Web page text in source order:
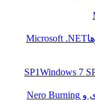
Microsoft .NET
Windows 7
Nero Burning